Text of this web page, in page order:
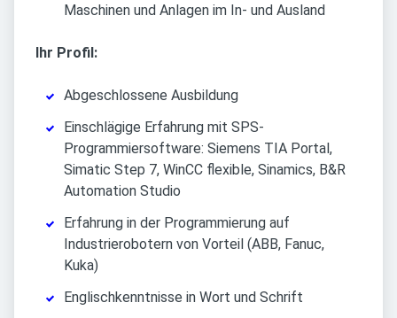
Maschinen und Anlagen im In- und Ausland
Ihr Profil:
Abgeschlossene Ausbildung
Einschlägige Erfahrung mit SPS-
Programmiersoftware: Siemens TIA Portal,
Simatic Step 7, WinCC flexible, Sinamics, B&R
Automation Studio
Erfahrung in der Programmierung auf
Industrierobotern von Vorteil (ABB, Fanuc,
Kuka)
Englischkenntnisse in Wort und Schrift